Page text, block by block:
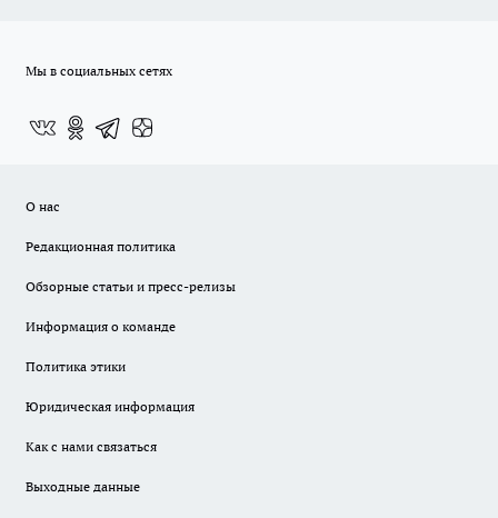
Мы в социальных сетях
О нас
Редакционная политика
Обзорные статьи и пресс-релизы
Информация о команде
Политика этики
Юридическая информация
Как с нами связаться
Выходные данные